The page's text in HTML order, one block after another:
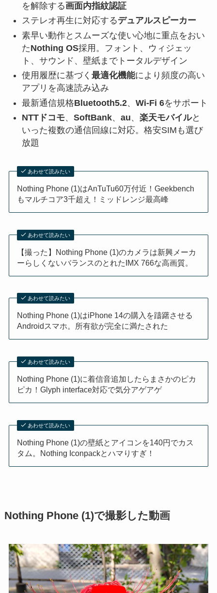
を解除する画面内指紋認証
ステレオ再生に対応するデュアルスピーカー
素早い動作とスムーズな使い心地に重点をおい
たNothing OS採用。フォント、ウィジェッ
ト、サウンド、壁紙までトータルデザイン
使用履歴に基づく 最適化機能により頻度の高い
アプリを高速読み込み
最新通信規格Bluetooth5.2、 Wi-Fi 6をサポート
NTTドコモ、 SoftBank、 au、 楽天モバイルと
いった複数の通信回線に対応。格安SIMも選び
放題
あわせて読みたい
Nothing Phone (1)はAnTuTu60万付近！Geekbench
もマルチコア3千超え！ミッドレンジ最高峰
あわせて読みたい
【撮った】Nothing Phone (1)のカメラは新興メーカ
ーらしくないバランスのとれたIMX 766な高画質。
あわせて読みたい
Nothing Phone (1)はiPhone 14の購入を躊躇させる
Androidスマホ。所有欲が完全に満たされた
あわせて読みたい
Nothing Phone (1)に着信音追加したらまさかのピカ
ピカ！Glyph interface対応で気分アゲアゲ
あわせて読みたい
Nothing Phone (1)の壁紙とアイコンを140円でカス
タム。Nothing Iconpackとハマりすぎ！
Nothing Phone (1)で撮影した動画